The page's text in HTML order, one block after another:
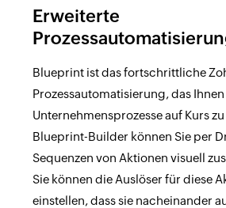
Erweiterte
Blueprint ist das fortschrittliche
Prozessautomatisierung, das
Unternehmensprozesse auf Kurs
Blueprint-Builder können Sie per
Sequenzen von Aktionen visuell
Sie können die Auslöser für diese
einstellen, dass sie nacheinander